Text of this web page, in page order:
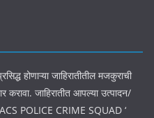
होणाऱ्या जाहिरातीतील मजकुराची
करावा. जाहिरातीत आपल्या उत्पादन/
ACS POLICE CRIME SQUAD ‘